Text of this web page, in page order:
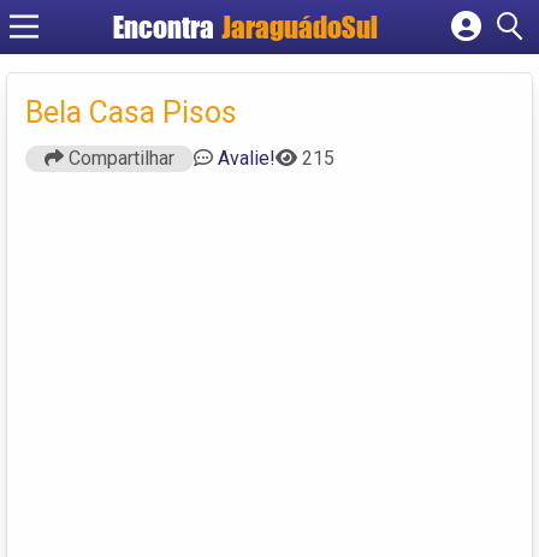
Encontra JaraguádoSul
Cadastrar empresa
Bela Casa Pisos
Compartilhar Avalie! 215